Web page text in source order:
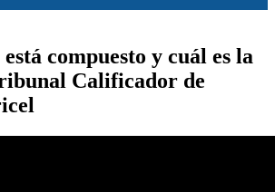
compuesto y cuál es la
Calificador de